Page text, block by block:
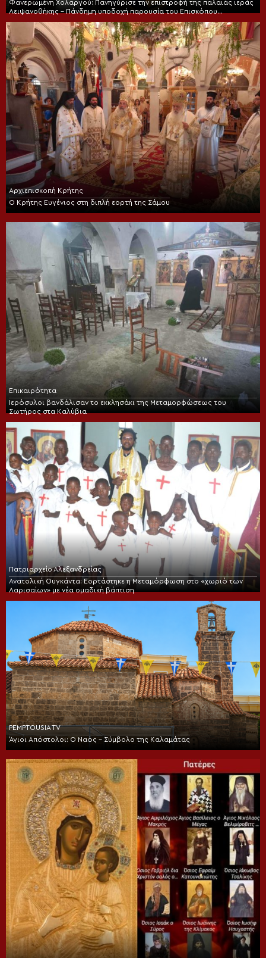
Φανερωμένη Χολαργού: Πανηγύρισε την επιστροφή της παλαιάς ιεράς
Λειψανοθήκης – Πάνδημη υποδοχή παρουσία του Επισκόπου
Αρχιεπισκοπή Κρήτης
Ο Κρήτης Ευγένιος στη διπλή εορτή της Σάμου
Επικαιρότητα
Ιερόσυλοι βανδάλισαν το εκκλησάκι της Μεταμορφώσεως του
Σωτήρος στα Καλύβια
Πατριαρχείο Αλεξανδρείας
Ανατολική Ουγκάντα: Εορτάστηκε η Μεταμόρφωση στο «χωριό των
Λαρισαίων» με νέα ομαδική βάπτιση
PEMPTOUSIA TV
Άγιοι Απόστολοι: Ο Ναός – Σύμβολο της Καλαμάτας